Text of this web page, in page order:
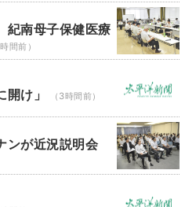
南母子保健医療
時間前）
開け」 （3時間前）
ンが近況説明会